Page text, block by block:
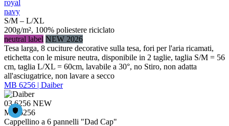
royal
navy
S/M – L/XL
200g/m², 100% poliestere riciclato
neutral label NEW 2026
Tesa larga, 8 cuciture decorative sulla tesa, fori per l'aria ricamati,
etichetta con le misure neutra, disponibile in 2 taglie, taglia S/M = 56
cm, taglia L/XL = 60cm, lavabile a 30°, no Stiro, non adatta
all'asciugatrice, non lavare a secco
MB 6256 | Daiber
03.6256 NEW
MB 6256
Cappellino a 6 pannelli "Dad Cap"